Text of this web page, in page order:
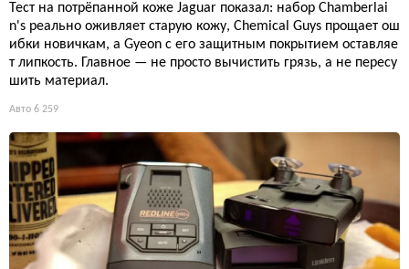
Тест на потрёпанной коже Jaguar показал: набор Chamberlai
n's реально оживляет старую кожу, Chemical Guys прощает ош
ибки новичкам, а Gyeon с его защитным покрытием оставляе
т липкость. Главное — не просто вычистить грязь, а не пересу
шить материал.
Авто 6 259